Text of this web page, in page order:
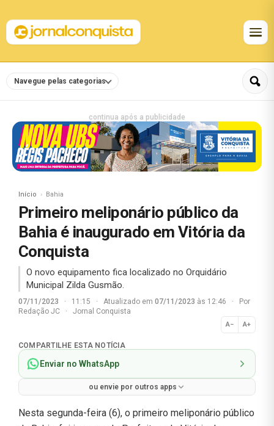
Navegue pelas categorias
continua após a publicidade
Início Bahia
Primeiro meliponário público da
Bahia é inaugurado em Vitória da
Conquista
O novo equipamento fica localizado no Orquidário
Municipal Zilda Gusmão.
07/11/2023 · 11:15 · Atualizado em 07/11/2023 às 12:46 ·
Por
Redação JC
· Jornal Conquista
A− A+
Normal
COMPARTILHE ESTA NOTÍCIA
Enviar no WhatsApp
ou envie por outros apps
Nesta segunda-feira (6), o primeiro meliponário público